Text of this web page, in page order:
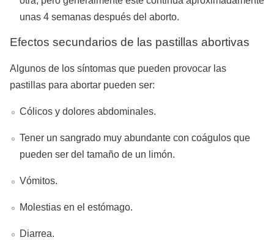
unas 4 semanas después del aborto.
Efectos secundarios de las pastillas abortivas
Algunos de los síntomas que pueden provocar las
pastillas para abortar pueden ser:
Cólicos y dolores abdominales.
Tener un sangrado muy abundante con coágulos que
pueden ser del tamaño de un limón.
Vómitos.
Molestias en el estómago.
Diarrea.